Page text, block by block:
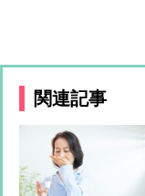
関連記事